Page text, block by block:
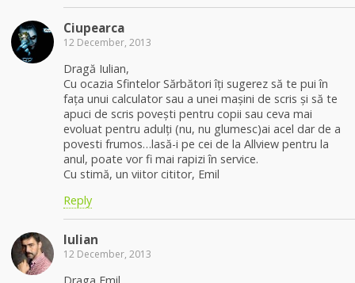
Ciupearca
12 December, 2013
Dragă Iulian,
Cu ocazia Sfintelor Sărbători îți sugerez să te pui în
fața unui calculator sau a unei mașini de scris și să te
apuci de scris povești pentru copii sau ceva mai
evoluat pentru adulți (nu, nu glumesc)ai acel dar de a
povesti frumos…lasă-i pe cei de la Allview pentru la
anul, poate vor fi mai rapizi în service.
Cu stimă, un viitor cititor, Emil
Reply
Iulian
12 December, 2013